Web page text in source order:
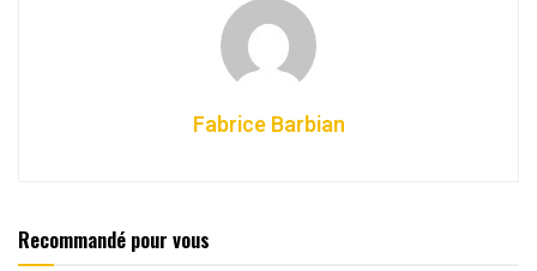
Fabrice Barbian
Recommandé pour vous